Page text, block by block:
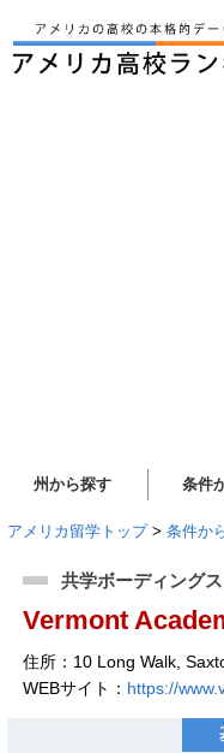
州から探す 条件
アメリカ留学トップ > 条件か
共学ボーディング
Vermont
住所：10 Long Walk,
WEBサイト： https://